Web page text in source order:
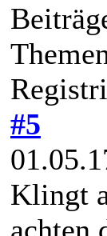
#5
Klingt
achten